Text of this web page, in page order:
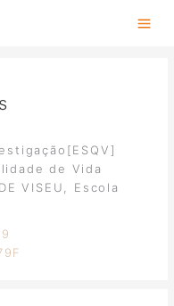
de Vida
VISEU, Escola